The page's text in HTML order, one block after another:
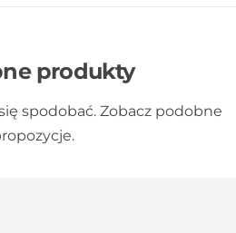
produkty
spodobać. Zobacz podobne